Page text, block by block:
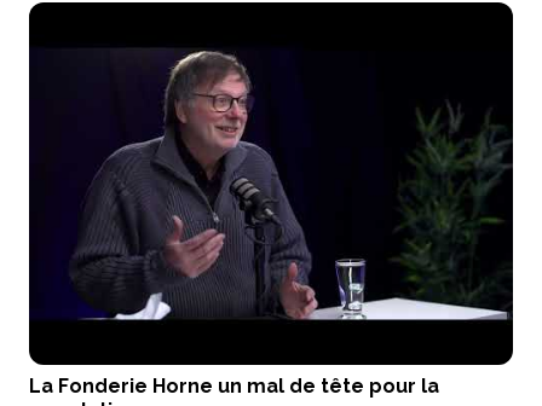
La Fonderie Horne un mal de tête pour la